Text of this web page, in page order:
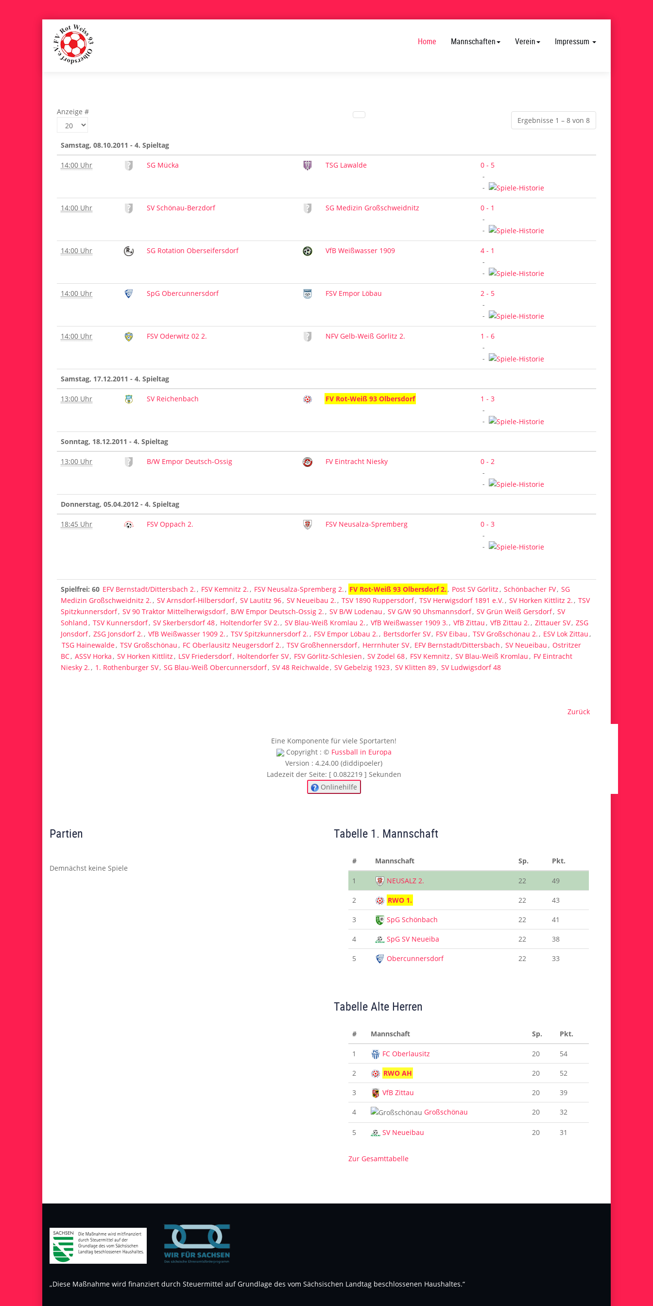
Home Mannschaften Verein Impressum
Anzeige #
Ergebnisse 1 – 8 von 8
Samstag, 08.10.2011 - 4. Spieltag
14:00 Uhr SG Mücka TSG Lawalde
0 - 5
-
-
14:00 Uhr SV Schönau-Berzdorf SG Medizin Großschweidnitz
0 - 1
-
-
14:00 Uhr SG Rotation Oberseifersdorf VfB Weißwasser 1909
4 - 1
-
-
14:00 Uhr SpG Obercunnersdorf FSV Empor Löbau
2 - 5
-
-
14:00 Uhr FSV Oderwitz 02 2. NFV Gelb-Weiß Görlitz 2.
1 - 6
-
-
Samstag, 17.12.2011 - 4. Spieltag
13:00 Uhr SV Reichenbach FV Rot-Weiß 93 Olbersdorf
1 - 3
-
-
Sonntag, 18.12.2011 - 4. Spieltag
13:00 Uhr B/W Empor Deutsch-Ossig FV Eintracht Niesky
0 - 2
-
-
Donnerstag, 05.04.2012 - 4. Spieltag
18:45 Uhr FSV Oppach 2. FSV Neusalza-Spremberg
0 - 3
-
-
Spielfrei: 60 EFV Bernstadt/Dittersbach 2. , FSV Kemnitz 2. , FSV Neusalza-Spremberg 2. , FV Rot-Weiß 93 Olbersdorf 2., Post SV Görlitz , Schönbacher FV, SG
Medizin Großschweidnitz 2. , SV Arnsdorf-Hilbersdorf, SV Lautitz 96, SV Neueibau 2. , TSV 1890 Ruppersdorf, TSV Herwigsdorf 1891 e.V. , SV Horken Kittlitz 2. , TSV
Spitzkunnersdorf, SV 90 Traktor Mittelherwigsdorf, B/W Empor Deutsch-Ossig 2. , SV B/W Lodenau , SV G/W 90 Uhsmannsdorf, SV Grün Weiß Gersdorf, SV
Sohland , TSV Kunnersdorf, SV Skerbersdorf 48, Holtendorfer SV 2. , SV Blau-Weiß Kromlau 2. , VfB Weißwasser 1909 3. , VfB Zittau , VfB Zittau 2. , Zittauer SV, ZSG
Jonsdorf, ZSG Jonsdorf 2. , VfB Weißwasser 1909 2. , TSV Spitzkunnersdorf 2. , FSV Empor Löbau 2. , Bertsdorfer SV, FSV Eibau , TSV Großschönau 2. , ESV Lok Zittau ,
TSG Hainewalde, TSV Großschönau , FC Oberlausitz Neugersdorf 2. , TSV Großhennersdorf, Herrnhuter SV, EFV Bernstadt/Dittersbach , SV Neueibau , Ostritzer
BC, ASSV Horka , SV Horken Kittlitz , LSV Friedersdorf, Holtendorfer SV, FSV Görlitz-Schlesien , SV Zodel 68, FSV Kemnitz , SV Blau-Weiß Kromlau , FV Eintracht
Niesky 2. , 1. Rothenburger SV, SG Blau-Weiß Obercunnersdorf, SV 48 Reichwalde, SV Gebelzig 1923, SV Klitten 89, SV Ludwigsdorf 48
Zurück
Eine Komponente für viele Sportarten!
Copyright : © Fussball in Europa
Version : 4.24.00 (diddipoeler)
Ladezeit der Seite: [ 0.082219 ] Sekunden
Onlinehilfe
Partien
Demnächst keine Spiele
Tabelle 1. Mannschaft
# Mannschaft Sp. Pkt.
1 NEUSALZ 2. 22 49
2 RWO 1. 22 43
3 SpG Schönbach 22 41
4 SpG SV Neueiba 22 38
5 Obercunnersdorf 22 33
Tabelle Alte Herren
# Mannschaft Sp. Pkt.
1 FC Oberlausitz 20 54
2 RWO AH 20 52
3 VfB Zittau 20 39
4 Großschönau 20 32
5 SV Neueibau 20 31
Zur Gesamttabelle
„Diese Maßnahme wird finanziert durch Steuermittel auf Grundlage des vom Sächsischen Landtag beschlossenen Haushaltes.“